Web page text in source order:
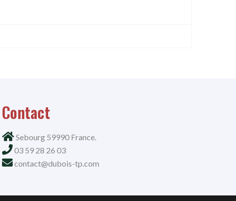
Contact
Sebourg 59990 France.
03 59 28 26 03
contact@dubois-tp.com